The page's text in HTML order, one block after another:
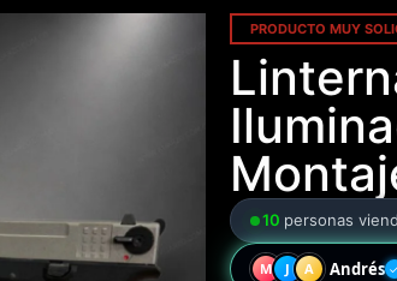
PRODUCTO MUY
10 personas
M J A Andrés ✓